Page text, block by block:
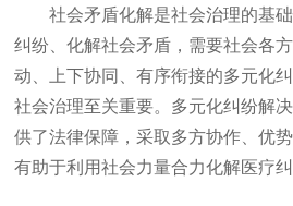
社会矛盾化解是社会治理的基
纠纷、化解社会矛盾，需要社会各
动、上下协同、有序衔接的多元化
社会治理至关重要。多元化纠纷解
供了法律保障，采取多方协作、优
有助于利用社会力量合力化解医疗纠